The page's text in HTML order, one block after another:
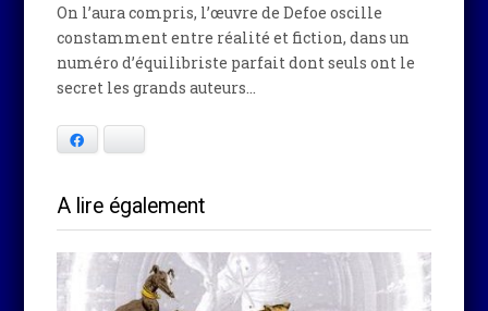
On l’aura compris, l’œuvre de Defoe oscille
constamment entre réalité et fiction, dans un
numéro d’équilibriste parfait dont seuls ont le
secret les grands auteurs…
A lire également